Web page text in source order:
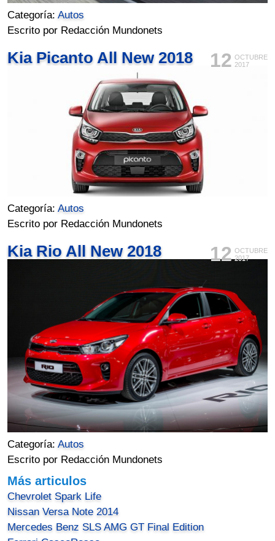
Categoría:Autos
Escrito por Redacción Mundonets
12 OCTUBRE
2017
Kia Picanto All New 2018
Categoría:Autos
Escrito por Redacción Mundonets
12 OCTUBRE
2017
Kia Rio All New 2018
Categoría:Autos
Escrito por Redacción Mundonets
Más articulos
Chevrolet Spark Life
Nissan Versa Note 2014
Mercedes Benz SLS AMG GT Final Edition